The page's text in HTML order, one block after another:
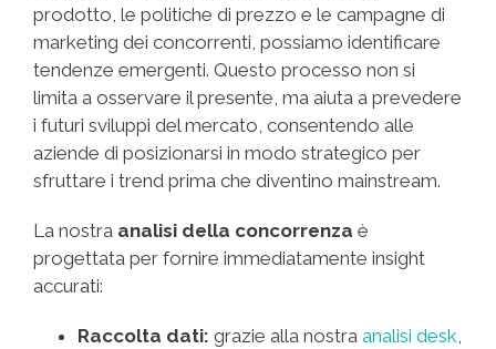
prodotto, le politiche di prezzo e le campagne di
marketing dei concorrenti, possiamo identificare
tendenze emergenti. Questo processo non si
limita a osservare il presente, ma aiuta a prevedere
i futuri sviluppi del mercato, consentendo alle
aziende di posizionarsi in modo strategico per
sfruttare i trend prima che diventino mainstream.
La nostra analisi della concorrenza è
progettata per fornire immediatamente insight
accurati:
Raccolta dati: grazie alla nostra analisi desk,